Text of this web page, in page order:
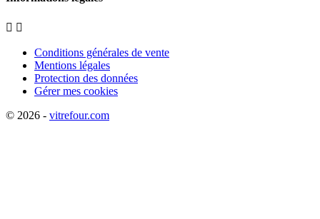
 
Conditions générales de vente
Mentions légales
Protection des données
Gérer mes cookies
© 2026 - vitrefour.com